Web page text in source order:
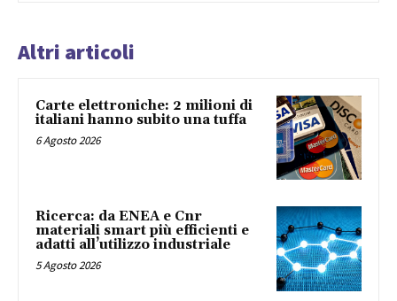
Altri articoli
Carte elettroniche: 2 milioni di
italiani hanno subito una tuffa
6 Agosto 2026
Ricerca: da ENEA e Cnr
materiali smart più efficienti e
adatti all’utilizzo industriale
5 Agosto 2026